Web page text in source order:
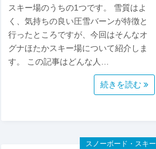
スキー場のうちの1つです。 雪質はよ
く、気持ちの良い圧雪バーンが特徴と
行ったところですが、今回はそんなオ
グナほたかスキー場について紹介しま
す。 この記事はどんな人…
続きを読む
スノーボード・スキー